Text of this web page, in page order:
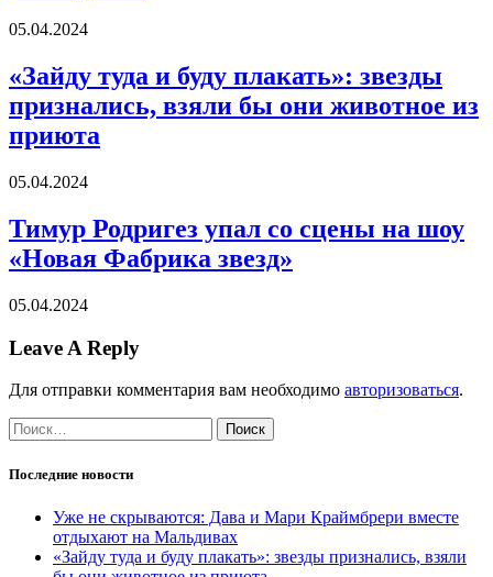
05.04.2024
«Зайду туда и буду плакать»: звезды
признались, взяли бы они животное из
приюта
05.04.2024
Тимур Родригез упал со сцены на шоу
«Новая Фабрика звезд»
05.04.2024
Leave A Reply
Для отправки комментария вам необходимо авторизоваться.
Найти:
Последние новости
Уже не скрываются: Дава и Мари Краймбрери вместе
отдыхают на Мальдивах
«Зайду туда и буду плакать»: звезды признались, взяли